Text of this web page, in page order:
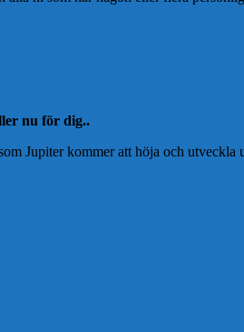
nu för dig..
Jupiter kommer att höja och utveckla